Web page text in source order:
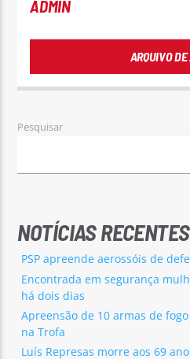
ADMIN
ARQUIVO
Pesquisar
NOTÍCIAS RECENTES
PSP apreende aerossóis de
Encontrada em segurança
há dois dias
Apreensão de 10 armas de
na Trofa
Luís Represas morre aos 69